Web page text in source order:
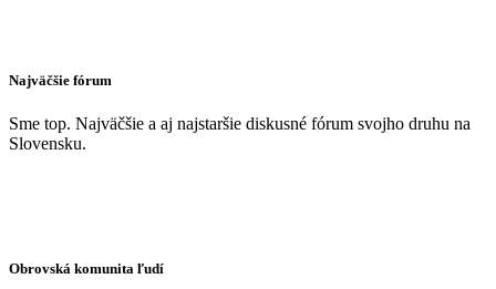
Najväčšie fórum
Sme top. Najväčšie a aj najstaršie diskusné fórum svojho druhu na
Slovensku.
Obrovská komunita ľudí